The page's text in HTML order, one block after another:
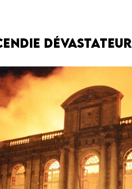
dévastateur